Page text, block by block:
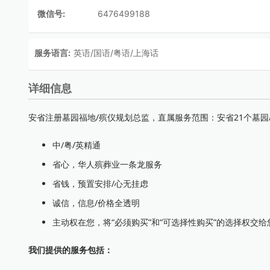
微信号: 6476499188
服务语言: 英语/国语/粤语/上海话
详细信息
安省注册墓园福地/殡仪规划总监，直属服务范围：安省21个墓
中/粤/英精通
省心，华人殡葬业一条龙服务
省钱，预置安排/心无挂虑
诚信，信息/价格全透明
主动权在您，将“必须购买”和“可选择性购买”的选择权交给
我们提供的服务包括：